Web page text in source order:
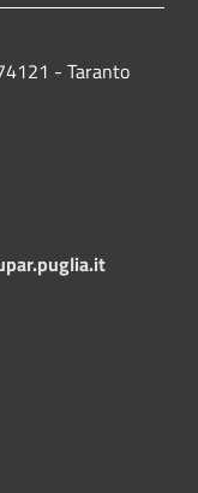
- Taranto